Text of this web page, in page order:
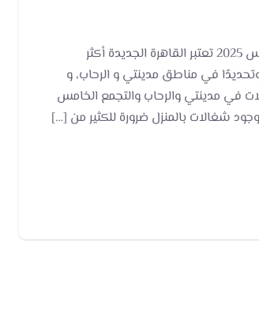
افضل مكتب شغالات في مدينتي والرحاب والتجمع الخامس 2025 تعتبر القاهرة الجديدة أكثر
في مناطق مدينتي و الرحاب، و
في مدينتي والرحاب والتجمع الخامس